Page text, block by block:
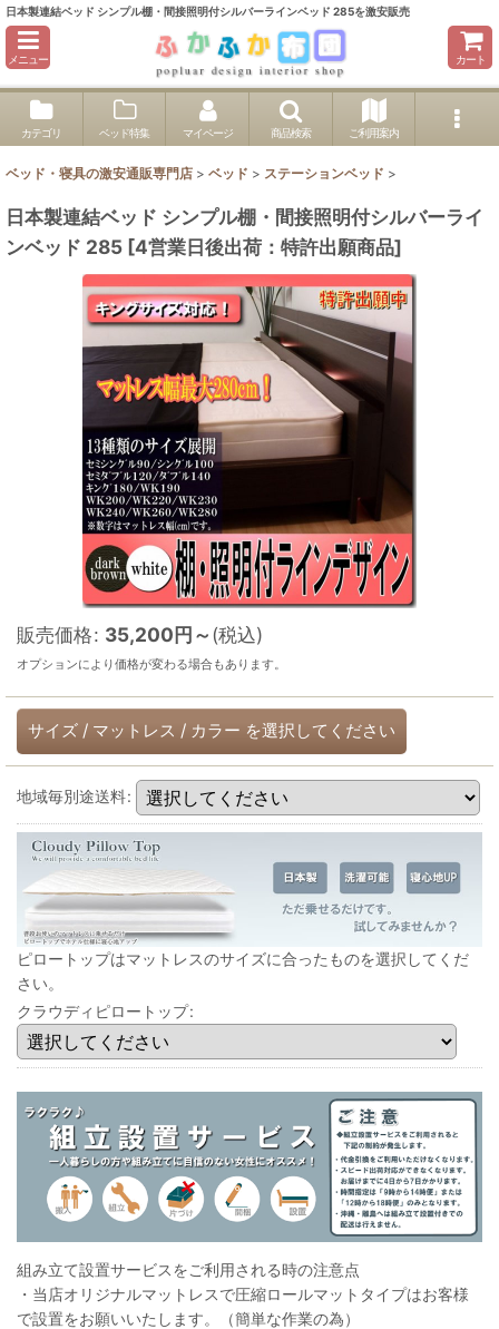
日本製連結ベッド シンプル棚・間接照明付シルバーラインベッド 285を激安販売
メニュー カート
カテゴリ ベッド特集 マイページ 商品検索 ご利用案内
ベッド・寝具の激安通販専門店 > ベッド > ステーションベッド >
日本製連結ベッド シンプル棚・間接照明付シルバーライ
ンベッド 285 [4営業日後出荷：特許出願商品]
販売価格: 35,200円～(税込)
オプションにより価格が変わる場合もあります。
サイズ / マットレス / カラー を選択してください
地域毎別途送料:
ピロートップはマットレスのサイズに合ったものを選択してくだ
さい。
クラウディピロートップ:
組み立て設置サービスをご利用される時の注意点
・当店オリジナルマットレスで圧縮ロールマットタイプはお客様
で設置をお願いいたします。（簡単な作業の為）